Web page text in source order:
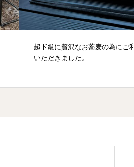
超ド級に贅沢なお蕎麦の為にご
いただきました。